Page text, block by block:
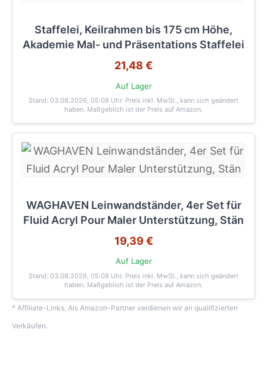
Staffelei, Keilrahmen bis 175 cm Höhe,
Akademie Mal- und Präsentations Staffelei
21,48 €
Auf Lager
Stand: 03.08.2026, 05:08 Uhr. Preis inkl. MwSt., kann sich geändert
haben. Maßgeblich ist der Preis auf Amazon.
WAGHAVEN Leinwandständer, 4er Set für
Fluid Acryl Pour Maler Unterstützung, Stän
19,39 €
Auf Lager
Stand: 03.08.2026, 05:08 Uhr. Preis inkl. MwSt., kann sich geändert
haben. Maßgeblich ist der Preis auf Amazon.
* Affiliate-Links. Als Amazon-Partner verdienen wir an qualifizierten
Verkäufen.